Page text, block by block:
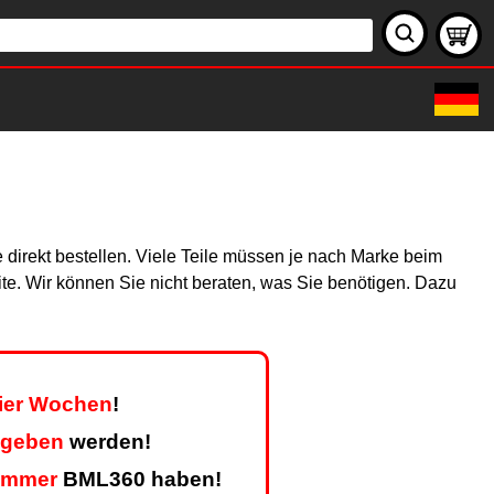
bestellen. Viele Teile müssen je nach Marke beim
Wir können Sie nicht beraten, was Sie benötigen. Dazu
Wochen!
werden!
BML360 haben!